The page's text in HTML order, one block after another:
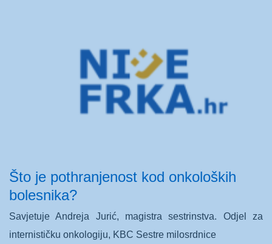
Što je pothranjenost kod onkoloških
bolesnika?
Savjetuje Andreja Jurić, magistra sestrinstva. Odjel za
internističku onkologiju, KBC Sestre milosrdnice